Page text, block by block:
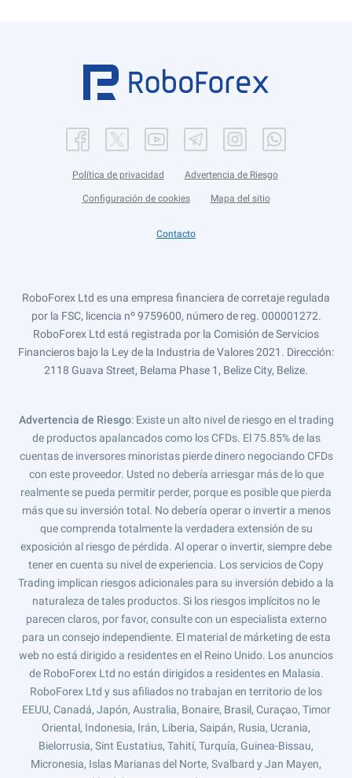
Política de privacidad Advertencia de Riesgo
Configuración de cookies Mapa del sitio
Contacto
RoboForex Ltd es una empresa financiera de corretaje regulada
por la FSC, licencia nº 9759600, número de reg. 000001272.
RoboForex Ltd está registrada por la Comisión de Servicios
Financieros bajo la Ley de la Industria de Valores 2021. Dirección:
2118 Guava Street, Belama Phase 1, Belize City, Belize.
Advertencia de Riesgo: Existe un alto nivel de riesgo en el trading
de productos apalancados como los CFDs. El 75.85% de las
cuentas de inversores minoristas pierde dinero negociando CFDs
con este proveedor. Usted no debería arriesgar más de lo que
realmente se pueda permitir perder, porque es posible que pierda
más que su inversión total. No debería operar o invertir a menos
que comprenda totalmente la verdadera extensión de su
exposición al riesgo de pérdida. Al operar o invertir, siempre debe
tener en cuenta su nivel de experiencia. Los servicios de Copy
Trading implican riesgos adicionales para su inversión debido a la
naturaleza de tales productos. Si los riesgos implícitos no le
parecen claros, por favor, consulte con un especialista externo
para un consejo independiente. El material de márketing de esta
web no está dirigido a residentes en el Reino Unido. Los anuncios
de RoboForex Ltd no están dirigidos a residentes en Malasia.
RoboForex Ltd y sus afiliados no trabajan en territorio de los
EEUU, Canadá, Japón, Australia, Bonaire, Brasil, Curaçao, Timor
Oriental, Indonesia, Irán, Liberia, Saipán, Rusia, Ucrania,
Bielorrusia, Sint Eustatius, Tahití, Turquía, Guinea-Bissau,
Micronesia, Islas Marianas del Norte, Svalbard y Jan Mayen,